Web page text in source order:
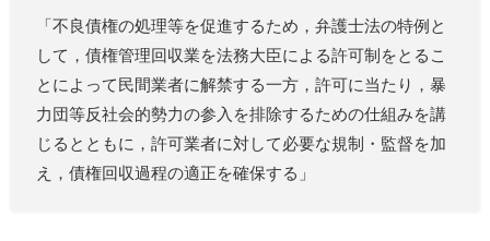
「不良債権の処理等を促進するため，弁護士法の特例と
して，債権管理回収業を法務大臣による許可制をとるこ
とによって民間業者に解禁する一方，許可に当たり，暴
力団等反社会的勢力の参入を排除するための仕組みを講
じるとともに，許可業者に対して必要な規制・監督を加
え，債権回収過程の適正を確保する」